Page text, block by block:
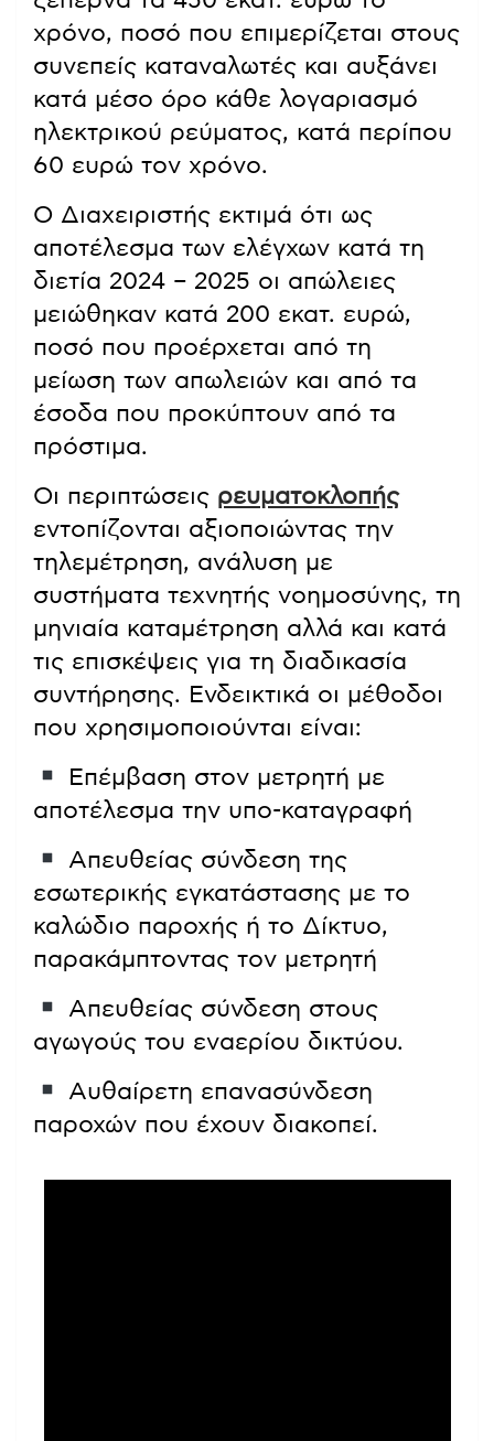
χρόνο, ποσό που επιμερίζεται στους
συνεπείς καταναλωτές και αυξάνει
κατά μέσο όρο κάθε λογαριασμό
ηλεκτρικού ρεύματος, κατά περίπου
60 ευρώ τον χρόνο.
Ο Διαχειριστής εκτιμά ότι ως
αποτέλεσμα των ελέγχων κατά τη
διετία 2024 – 2025 οι απώλειες
μειώθηκαν κατά 200 εκατ. ευρώ,
ποσό που προέρχεται από τη
μείωση των απωλειών και από τα
έσοδα που προκύπτουν από τα
πρόστιμα.
Οι περιπτώσεις ρευματοκλοπής
εντοπίζονται αξιοποιώντας την
τηλεμέτρηση, ανάλυση με
συστήματα τεχνητής νοημοσύνης, τη
μηνιαία καταμέτρηση αλλά και κατά
τις επισκέψεις για τη διαδικασία
συντήρησης. Ενδεικτικά οι μέθοδοι
που χρησιμοποιούνται είναι:
Επέμβαση στον μετρητή με
αποτέλεσμα την υπο-καταγραφή
Απευθείας σύνδεση της
εσωτερικής εγκατάστασης με το
καλώδιο παροχής ή το Δίκτυο,
παρακάμπτοντας τον μετρητή
Απευθείας σύνδεση στους
αγωγούς του εναερίου δικτύου.
Αυθαίρετη επανασύνδεση
παροχών που έχουν διακοπεί.